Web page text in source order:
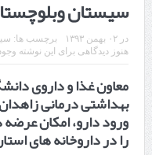
طرز
قدردانی وزیر میراث
استاندار اردبیل در دیدار
سیستان
در ۰۲ بهمن ۱۳۹۳ برچسب ها:
هنوز دیدگاهی برای این نوشته
معاون غذا و داروی
بهداشتی درمانی
ورود دارو، امکان
را در داروخانه های